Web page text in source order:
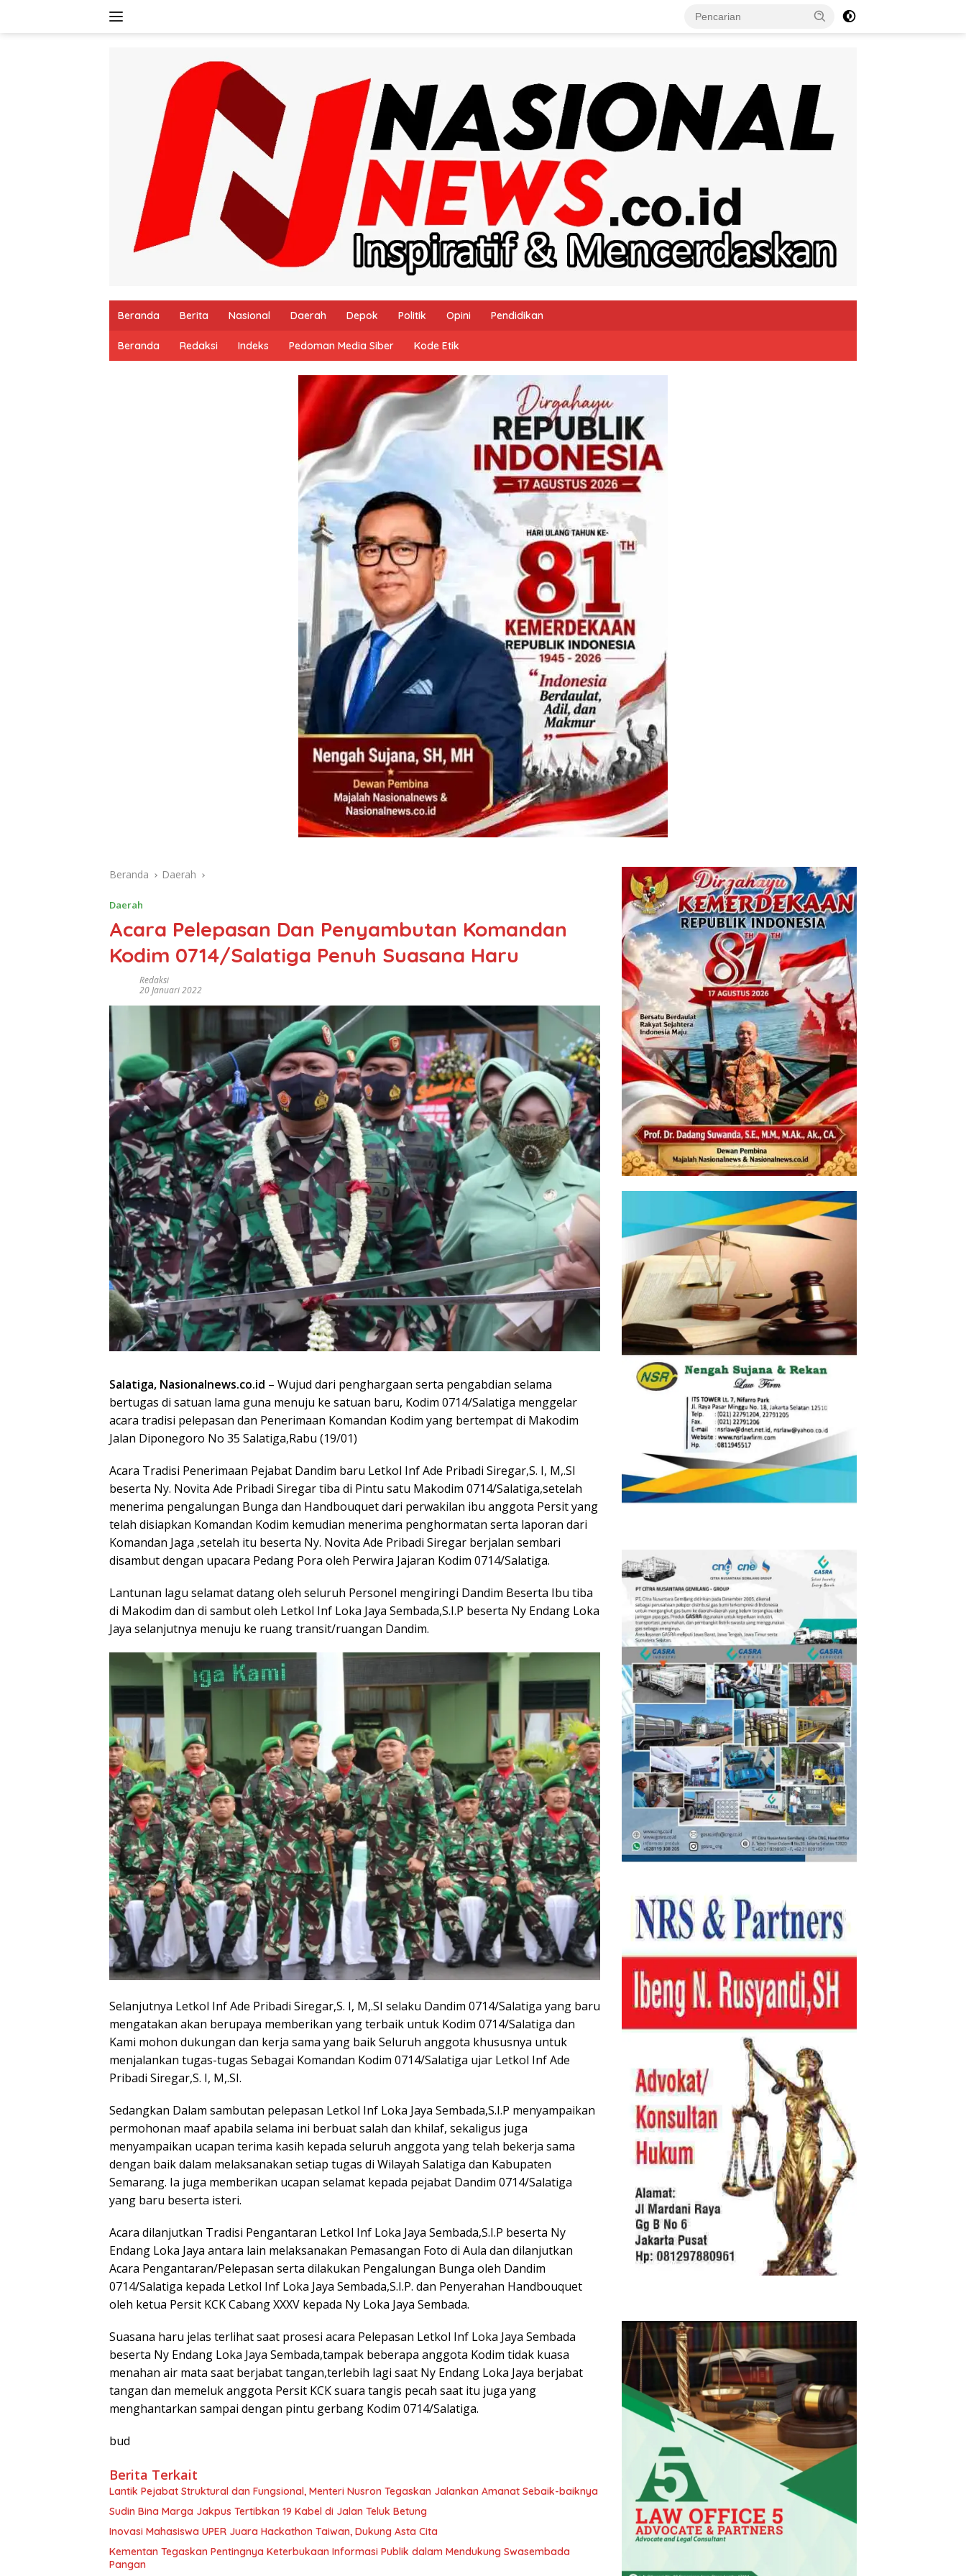
Beranda Berita Nasional Daerah Depok Politik Opini Pendidikan
Beranda Redaksi Indeks Pedoman Media Siber Kode Etik
Beranda Daerah
Daerah
Acara Pelepasan Dan Penyambutan Komandan
Kodim 0714/Salatiga Penuh Suasana Haru
Redaksi
20 Januari 2022
Salatiga, Nasionalnews.co.id – Wujud dari penghargaan serta pengabdian selama
bertugas di satuan lama guna menuju ke satuan baru, Kodim 0714/Salatiga menggelar
acara tradisi pelepasan dan Penerimaan Komandan Kodim yang bertempat di Makodim
Jalan Diponegoro No 35 Salatiga,Rabu (19/01)
Acara Tradisi Penerimaan Pejabat Dandim baru Letkol Inf Ade Pribadi Siregar,S. I, M,.SI
beserta Ny. Novita Ade Pribadi Siregar tiba di Pintu satu Makodim 0714/Salatiga,setelah
menerima pengalungan Bunga dan Handbouquet dari perwakilan ibu anggota Persit yang
telah disiapkan Komandan Kodim kemudian menerima penghormatan serta laporan dari
Komandan Jaga ,setelah itu beserta Ny. Novita Ade Pribadi Siregar berjalan sembari
disambut dengan upacara Pedang Pora oleh Perwira Jajaran Kodim 0714/Salatiga.
Lantunan lagu selamat datang oleh seluruh Personel mengiringi Dandim Beserta Ibu tiba
di Makodim dan di sambut oleh Letkol Inf Loka Jaya Sembada,S.I.P beserta Ny Endang Loka
Jaya selanjutnya menuju ke ruang transit/ruangan Dandim.
Selanjutnya Letkol Inf Ade Pribadi Siregar,S. I, M,.SI selaku Dandim 0714/Salatiga yang baru
mengatakan akan berupaya memberikan yang terbaik untuk Kodim 0714/Salatiga dan
Kami mohon dukungan dan kerja sama yang baik Seluruh anggota khususnya untuk
menjalankan tugas-tugas Sebagai Komandan Kodim 0714/Salatiga ujar Letkol Inf Ade
Pribadi Siregar,S. I, M,.SI.
Sedangkan Dalam sambutan pelepasan Letkol Inf Loka Jaya Sembada,S.I.P menyampaikan
permohonan maaf apabila selama ini berbuat salah dan khilaf, sekaligus juga
menyampaikan ucapan terima kasih kepada seluruh anggota yang telah bekerja sama
dengan baik dalam melaksanakan setiap tugas di Wilayah Salatiga dan Kabupaten
Semarang. Ia juga memberikan ucapan selamat kepada pejabat Dandim 0714/Salatiga
yang baru beserta isteri.
Acara dilanjutkan Tradisi Pengantaran Letkol Inf Loka Jaya Sembada,S.I.P beserta Ny
Endang Loka Jaya antara lain melaksanakan Pemasangan Foto di Aula dan dilanjutkan
Acara Pengantaran/Pelepasan serta dilakukan Pengalungan Bunga oleh Dandim
0714/Salatiga kepada Letkol Inf Loka Jaya Sembada,S.I.P. dan Penyerahan Handbouquet
oleh ketua Persit KCK Cabang XXXV kepada Ny Loka Jaya Sembada.
Suasana haru jelas terlihat saat prosesi acara Pelepasan Letkol Inf Loka Jaya Sembada
beserta Ny Endang Loka Jaya Sembada,tampak beberapa anggota Kodim tidak kuasa
menahan air mata saat berjabat tangan,terlebih lagi saat Ny Endang Loka Jaya berjabat
tangan dan memeluk anggota Persit KCK suara tangis pecah saat itu juga yang
menghantarkan sampai dengan pintu gerbang Kodim 0714/Salatiga.
bud
Berita Terkait
Lantik Pejabat Struktural dan Fungsional, Menteri Nusron Tegaskan Jalankan Amanat Sebaik-baiknya
Sudin Bina Marga Jakpus Tertibkan 19 Kabel di Jalan Teluk Betung
Inovasi Mahasiswa UPER Juara Hackathon Taiwan, Dukung Asta Cita
Kementan Tegaskan Pentingnya Keterbukaan Informasi Publik dalam Mendukung Swasembada
Pangan